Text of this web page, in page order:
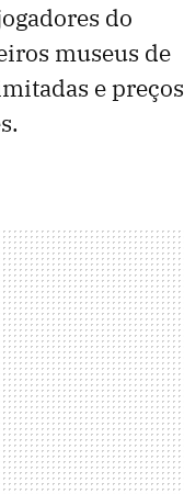
do
museus de
e preços